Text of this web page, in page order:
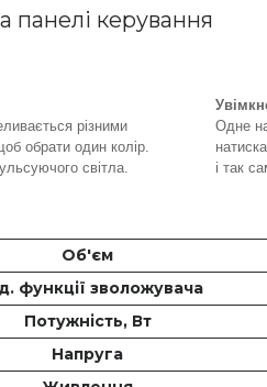
панелі керування
різними
обрати один колір.
світла.
Одне
і так
Об'єм
функції зволожувача
Потужність, Вт
Напруга